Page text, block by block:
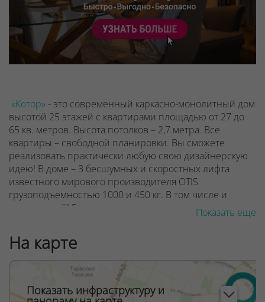
«Котор» - это современный каркасно-монолитный дом
высотой 25 этажей с квартирами площадью от 27 до
65 кв. метров. Высота потолков – 2,7 метра. Все
квартиры – свободной планировки. Вы сможете
реализовать практически любую свою дизайнерскую
идею! В доме – 3 бесшумных и скоростных лифта
известного мирового производителя OTIS
грузоподъемностью 1000 и 450 кг. В том числе и
панорамный! Большие окна от потолка до пола,
остекленные лоджии и балконы. Солнца и света в
квартирах будет много! Кстати, для безопасности и
удобства жильцов нижняя часть окна высотой 1,1
метра от пола будет глухой с заполнением
триплексом. Ограждения нижних частей лоджий –
металлические со вставками из листов
перфорированного металла.Дизайнерское
Показать еще
На карте
Показать инфраструктуру и